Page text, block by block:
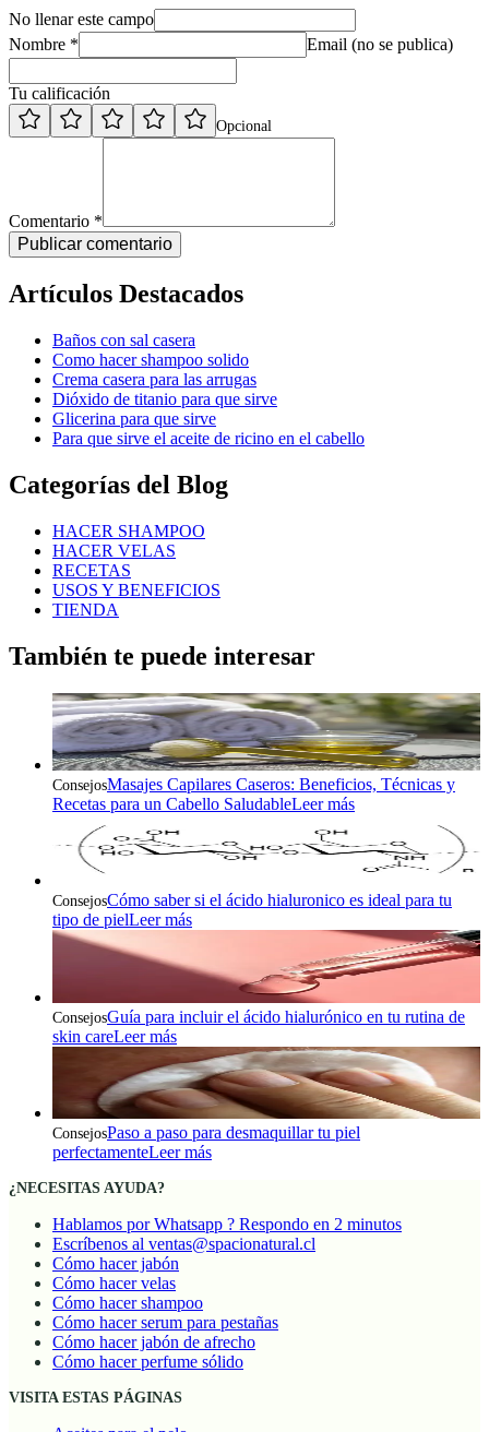
No llenar este campo
Nombre *
Email (no se publica)
Tu calificación
Opcional
Comentario *
Publicar comentario
Artículos Destacados
Baños con sal casera
Como hacer shampoo solido
Crema casera para las arrugas
Dióxido de titanio para que sirve
Glicerina para que sirve
Para que sirve el aceite de ricino en el cabello
Categorías del Blog
HACER SHAMPOO
HACER VELAS
RECETAS
USOS Y BENEFICIOS
TIENDA
También te puede interesar
ConsejosMasajes Capilares Caseros: Beneficios, Técnicas y
Recetas para un Cabello SaludableLeer más
ConsejosCómo saber si el ácido hialuronico es ideal para tu
tipo de pielLeer más
ConsejosGuía para incluir el ácido hialurónico en tu rutina de
skin careLeer más
ConsejosPaso a paso para desmaquillar tu piel
perfectamenteLeer más
¿NECESITAS AYUDA?
Hablamos por Whatsapp ? Respondo en 2 minutos
Escríbenos al ventas@spacionatural.cl
Cómo hacer jabón
Cómo hacer velas
Cómo hacer shampoo
Cómo hacer serum para pestañas
Cómo hacer jabón de afrecho
Cómo hacer perfume sólido
VISITA ESTAS PÁGINAS